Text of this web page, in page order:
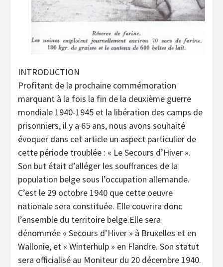
INTRODUCTION
Profitant de la prochaine commémoration
marquant à la fois la fin de la deuxième guerre
mondiale 1940-1945 et la libération des camps de
prisonniers, il y a 65 ans, nous avons souhaité
évoquer dans cet article un aspect particulier de
cette période troublée : « Le Secours d’Hiver ».
Son but était d’alléger les souffrances de la
population belge sous l’occupation allemande.
C’est le 29 octobre 1940 que cette oeuvre
nationale sera constituée. Elle couvrira donc
l’ensemble du territoire belge.Elle sera
dénommée « Secours d’Hiver » à Bruxelles et en
Wallonie, et « Winterhulp » en Flandre. Son statut
sera officialisé au Moniteur du 20 décembre 1940.